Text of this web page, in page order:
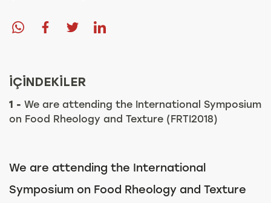
İÇİNDEKİLER
1 - We are attending the International Symposium
on Food Rheology and Texture (FRTI2018)
We are attending the International
Symposium on Food Rheology and Texture